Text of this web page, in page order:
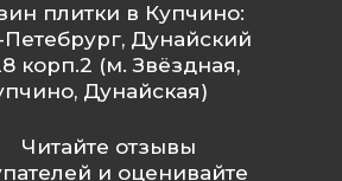
плитки в Купчино:
Петебрург, Дунайский
корп.2 (м. Звёздная,
Дунайская)